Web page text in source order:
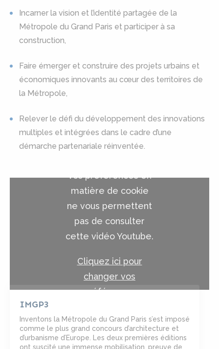
Incarner la vision et l’identité partagée de la
Métropole du Grand Paris et participer à sa
construction,
Faire émerger et construire des projets urbains et
économiques innovants au cœur des territoires de
la Métropole,
Relever le défi du développement des innovations
multiples et intégrées dans le cadre d’une
démarche partenariale réinventée.
Vos préférences en
matière de cookie
ne vous permettent
pas de consulter
cette vidéo Youtube.
Cliquez ici pour
changer vos
préférences
IMGP3
Inventons la Métropole du Grand Paris s’est imposé
comme le plus grand concours d’architecture et
d’urbanisme d’Europe. Les deux premières éditions
ont suscité une immense mobilisation, preuve de